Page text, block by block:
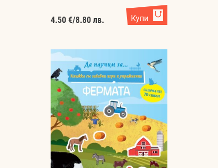
4.50 €/8.80 лв. Купи